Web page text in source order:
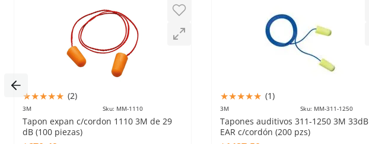
Enviar comentario
★★★★★ (2)
3M Sku: MM-1110
Tapon expan c/cordon 1110 3M de 29
dB (100 piezas)
★★★★★ (1)
3M Sku: MM-311-1250
Tapones auditivos 311-1250 3M 33dB
EAR c/cordón (200 pzs)